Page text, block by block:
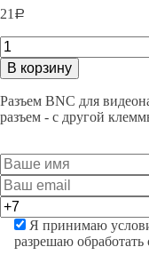
21 Р
BNC-
клема
под
зажим
видео
quantity
В корзину
Разъем BNC для
разъем - с другой
Я принимаю
разрешаю